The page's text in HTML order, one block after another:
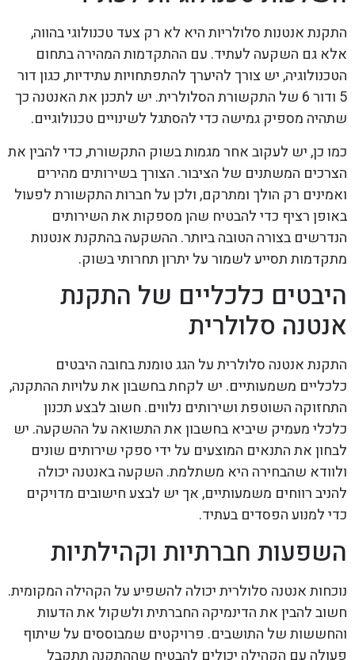
התקנת אנטנות סלולריות היא לא רק צעד טכנולוגי בהווה,
אלא גם השקעה לעתיד. עם ההתקדמות המהירה בתחום
הטכנולוגיה, יש צורך להיערך להתפתחויות עתידיות, כגון דור
5 ודור 6 של התקשורת הסלולרית. יש לתכנן את האנטנה כך
שתהיה מספיק גמישה כדי להסתגל לשינויים טכנולוגיים.
כמו כן, יש לעקוב אחר מגמות בשוק התקשורת, כדי להבין את
הצרכים המשתנים של הציבור. הצורך בשירותים מהירים
ואמינים רק הולך ומתרקם, ולכן על חברות התקשורת לפעול
באופן רציף כדי להבטיח שהן מספקות את השירותים
הנדרשים בצורה הטובה ביותר. ההשקעה בהתקנת אנטנות
מתקדמות תסייע לשמור על יתרון תחרותי בשוק.
היבטים כלכליים של התקנת
אנטנה סלולרית
התקנת אנטנה סלולרית על הגג טומנת בחובה היבטים
כלכליים משמעותיים. יש לקחת בחשבון את עלויות ההתקנה,
התחזוקה השוטפת ושירותים נלווים. חשוב לבצע תכנון
כלכלי מעמיק שיביא בחשבון את התשואה על ההשקעה. יש
לבחון את התנאים המוצעים על ידי ספקי שירותים שונים
ולוודא שהבחירה היא משתלמת. השקעה באנטנה יכולה
להניב רווחים משמעותיים, אך יש לבצע חישובים מדויקים
כדי למנוע הפסדים בעתיד.
השפעות חברתיות וקהילתיות
נוכחות אנטנה סלולרית יכולה להשפיע על הקהילה המקומית.
חשוב להבין את הדינמיקה החברתית ולשקול את הדעות
והחששות של התושבים. פרויקטים שמבוססים על שיתוף
פעולה עם הקהילה יכולים להבטיח שההתקנה תתקבל